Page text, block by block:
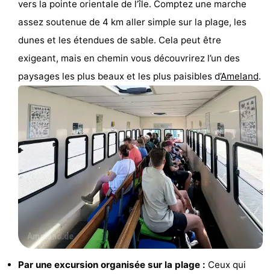
vers la pointe orientale de l’île. Comptez une marche
assez soutenue de 4 km aller simple sur la plage, les
dunes et les étendues de sable. Cela peut être
exigeant, mais en chemin vous découvrirez l’un des
paysages les plus beaux et les plus paisibles d’Ameland.
Par une excursion organisée sur la plage : Ceux qui